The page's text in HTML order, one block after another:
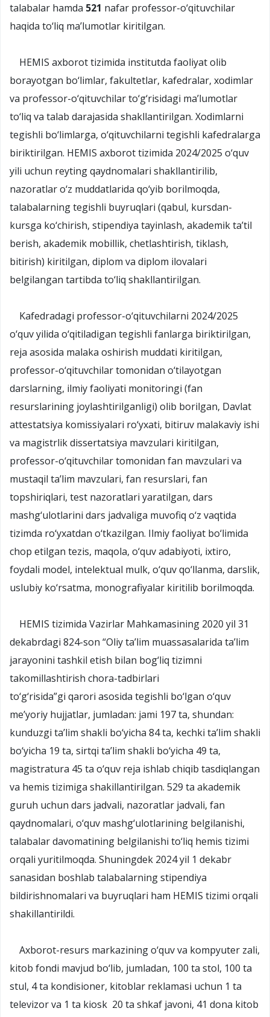
talabalar hamda 521 nafar professor-o‘qituvchilar
haqida to‘liq ma’lumotlar kiritilgan.
HEMIS axborot tizimida institutda faoliyat olib
borayotgan bo‘limlar, fakultetlar, kafedralar, xodimlar
va professor-o‘qituvchilar to‘g‘risidagi ma’lumotlar
to‘liq va talab darajasida shakllantirilgan. Xodimlarni
tegishli bo‘limlarga, o‘qituvchilarni tegishli kafedralarga
biriktirilgan. HEMIS axborot tizimida 2024/2025 o‘quv
yili uchun reyting qaydnomalari shakllantirilib,
nazoratlar o‘z muddatlarida qo‘yib borilmoqda,
talabalarning tegishli buyruqlari (qabul, kursdan-
kursga ko‘chirish, stipendiya tayinlash, akademik ta’til
berish, akademik mobillik, chetlashtirish, tiklash,
bitirish) kiritilgan, diplom va diplom ilovalari
belgilangan tartibda to‘liq shakllantirilgan.
Kafedradagi professor-o‘qituvchilarni 2024/2025
o‘quv yilida o‘qitiladigan tegishli fanlarga biriktirilgan,
reja asosida malaka oshirish muddati kiritilgan,
professor-o‘qituvchilar tomonidan o‘tilayotgan
darslarning, ilmiy faoliyati monitoringi (fan
resurslarining joylashtirilganligi) olib borilgan, Davlat
attestatsiya komissiyalari ro‘yxati, bitiruv malakaviy ishi
va magistrlik dissertatsiya mavzulari kiritilgan,
professor-o‘qituvchilar tomonidan fan mavzulari va
mustaqil ta’lim mavzulari, fan resurslari, fan
topshiriqlari, test nazoratlari yaratilgan, dars
mashg‘ulotlarini dars jadvaliga muvofiq o‘z vaqtida
tizimda ro‘yxatdan o‘tkazilgan. Ilmiy faoliyat bo‘limida
chop etilgan tezis, maqola, o‘quv adabiyoti, ixtiro,
foydali model, intelektual mulk, o‘quv qo‘llanma, darslik,
uslubiy ko‘rsatma, monografiyalar kiritilib borilmoqda.
HEMIS tizimida Vazirlar Mahkamasining 2020 yil 31
dekabrdagi 824-son “Oliy ta’lim muassasalarida ta’lim
jarayonini tashkil etish bilan bog‘liq tizimni
takomillashtirish chora-tadbirlari
to‘g‘risida”gi qarori asosida tegishli bo‘lgan o‘quv
me’yoriy hujjatlar, jumladan: jami 197 ta, shundan:
kunduzgi ta’lim shakli bo‘yicha 84 ta, kechki ta’lim shakli
bo‘yicha 19 ta, sirtqi ta’lim shakli bo‘yicha 49 ta,
magistratura 45 ta o‘quv reja ishlab chiqib tasdiqlangan
va hemis tizimiga shakillantirilgan. 529 ta akademik
guruh uchun dars jadvali, nazoratlar jadvali, fan
qaydnomalari, o‘quv mashg‘ulotlarining belgilanishi,
talabalar davomatining belgilanishi to‘liq hemis tizimi
orqali yuritilmoqda. Shuningdek 2024 yil 1 dekabr
sanasidan boshlab talabalarning stipendiya
bildirishnomalari va buyruqlari ham HEMIS tizimi orqali
shakillantirildi.
Axborot-resurs markazining o‘quv va kompyuter zali,
kitob fondi mavjud bo‘lib, jumladan, 100 ta stol, 100 ta
stul, 4 ta kondisioner, kitoblar reklamasi uchun 1 ta
televizor va 1 ta kiosk 20 ta shkaf javoni, 41 dona kitob